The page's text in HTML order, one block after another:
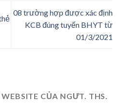
08 trường hợp được xác định
KCB đúng tuyến BHYT từ
01/3/2021
CỦA NGƯT. THS.